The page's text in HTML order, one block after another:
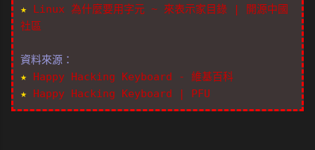
★
Linux 為什麼要用字元 ~ 來表示家目錄 | 開源中國
社區
資料來源：
★
Happy Hacking Keyboard - 維基百科
★
Happy Hacking Keyboard | PFU